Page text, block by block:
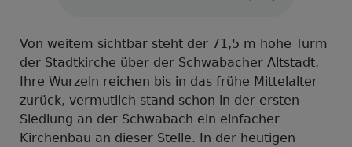
Von weitem sichtbar steht der 71,5 m hohe Turm
der Stadtkirche über der Schwabacher Altstadt.
Ihre Wurzeln reichen bis in das frühe Mittelalter
zurück, vermutlich stand schon in der ersten
Siedlung an der Schwabach ein einfacher
Kirchenbau an dieser Stelle. In der heutigen